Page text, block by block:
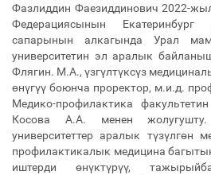
Фазлиддин Фаезиддинович 2022-
Федерациясынын
сапарынын алкагында Урал
университетин эл аралык
Флягин. М.А., үзгүлтүксүз
өнүгүү боюнча проректор, м.и.д.
Медико-профилактика
Косова А.А. менен жолугушту.
университеттер аралык түзүлгөн
профилактикалык медицина
иштерди өнүктүрүү,